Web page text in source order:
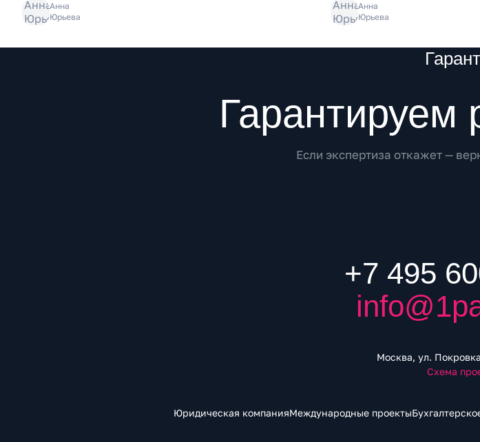
Анна
Юрьева
Анна
Юрьева
Гарантируем
Если экспертиза откажет —
+7 495
Москва, ул.
Схема
Юридическая компанияМеждународные проекты